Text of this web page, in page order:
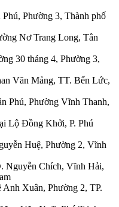
Phường 3, Thành phố
Nơ Trang Long, Tân
30 tháng 4, Phường 3,
Văn Mảng, TT. Bến Lức,
Phú, Phường Vĩnh Thanh,
Lộ Đồng Khởi, P. Phú
Huệ, Phường 2, Vĩnh
Nguyễn Chích, Vĩnh Hải,
Xuân, Phường 2, TP.